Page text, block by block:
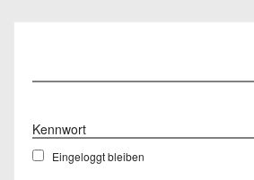
Kennwort
Eingeloggt bleiben